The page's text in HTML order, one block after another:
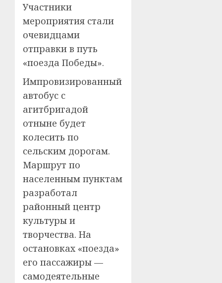
Участники
мероприятия стали
очевидцами
отправки в путь
«поезда Победы».
Импровизированный
автобус с
агитбригадой
отныне будет
колесить по
сельским дорогам.
Маршрут по
населенным пунктам
разработал
районный центр
культуры и
творчества. На
остановках «поезда»
его пассажиры —
самодеятельные